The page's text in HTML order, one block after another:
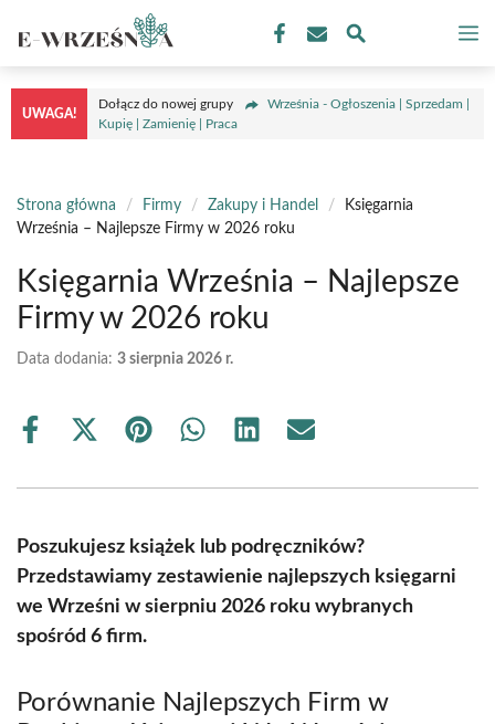
treści
UWAGA!
Dołącz do nowej grupy
Września - Ogłoszenia | Sprzedam |
Kupię | Zamienię | Praca
Strona główna / Firmy / Zakupy i Handel /
Księgarnia
Września – Najlepsze Firmy w 2026 roku
Księgarnia Września – Najlepsze
Firmy w 2026 roku
Data dodania: 3 sierpnia 2026 r.
Share
Share
(Twitter)
Share Share Share Share
Poszukujesz książek lub podręczników?
Przedstawiamy zestawienie najlepszych księgarni
we Wrześni w sierpniu 2026 roku wybranych
spośród 6 firm.
Porównanie Najlepszych Firm w